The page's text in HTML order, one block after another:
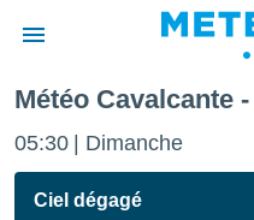
de
Météo Cavalcante
05:30 Dimanche
Ciel dégagé